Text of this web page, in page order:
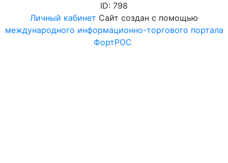
ID: 798
Личный кабинет Сайт создан с помощью
международного информационно-торгового портала
ФортРОС